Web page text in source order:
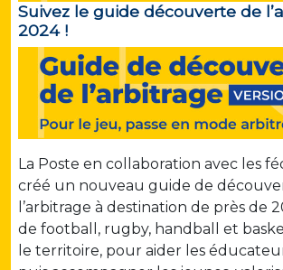
Suivez le guide découverte de
2024 !
La Poste en collaboration avec les
créé un nouveau guide de
l’arbitrage à destination de près de
de football, rugby, handball et
le territoire, pour aider les